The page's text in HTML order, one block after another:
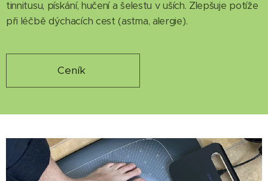
tinnitusu, pískání, hučení a šelestu v uších. Zlepšuje potíže
při léčbě dýchacích cest (astma, alergie).
Ceník